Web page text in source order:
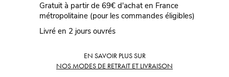
Gratuit à partir de 69€ d'achat en France
métropolitaine (pour les commandes éligibles)
Livré en 2 jours ouvrés
EN SAVOIR PLUS SUR
NOS MODES DE RETRAIT ET LIVRAISON